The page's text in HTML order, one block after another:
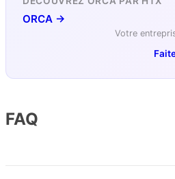
ORCA →
Votre
FAQ